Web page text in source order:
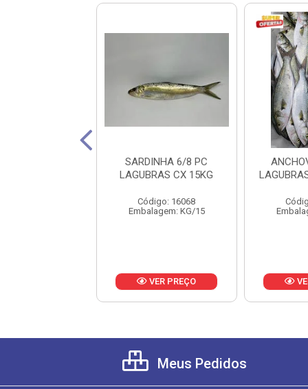
SARDINHA 6/8 PC
LAGUBRAS CX 15KG
Código: 16068
Embalagem: KG/15
VER PREÇO
Meus Pedidos